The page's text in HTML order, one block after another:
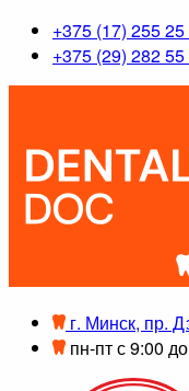
+375 (17) 255
+375 (29) 282
г. Минск, пр.
пн-пт с 9:00